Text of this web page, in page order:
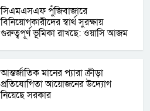
সিএমএসএফ পুঁজিবাজারে
বিনিয়োগকারীদের স্বার্থ সুরক্ষায়
গুরুত্বপূর্ণ ভূমিকা রাখছে: ওয়াসি আজম
আন্তর্জাতিক মানের প্যারা ক্রীড়া
প্রতিযোগিতা আয়োজনের উদ্যোগ
নিয়েছে সরকার